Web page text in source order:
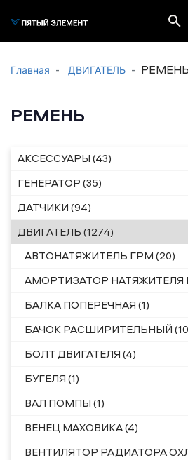
Главная ДВИГАТЕЛЬ РЕМЕНЬ
РЕМЕНЬ
АКСЕССУАРЫ (43)
ГЕНЕРАТОР (35)
ДАТЧИКИ (94)
ДВИГАТЕЛЬ (1274)
АВТОНАТЯЖИТЕЛЬ ГРМ (20)
АМОРТИЗАТОР НАТЯЖИТЕЛЯ
БАЛКА ПОПЕРЕЧНАЯ (1)
БАЧОК РАСШИРИТЕЛЬНЫЙ
БОЛТ ДВИГАТЕЛЯ (4)
БУГЕЛЯ (1)
ВАЛ ПОМПЫ (1)
ВЕНЕЦ МАХОВИКА (4)
ВЕНТИЛЯТОР РАДИАТОРА